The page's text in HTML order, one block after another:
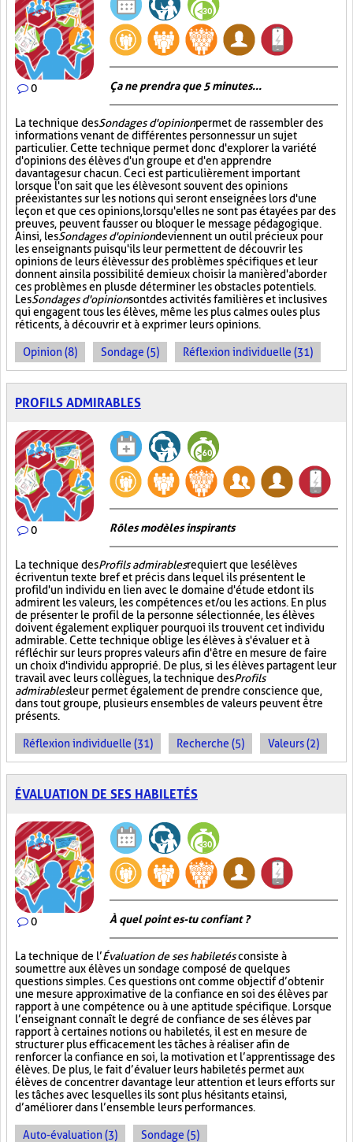
0 Ça ne prendra que 5 minutes...
La technique desSondages d'opinionpermet de rassembler des
informations venant de différentes personnes sur un sujet
particulier. Cette technique permet donc d'explorer la variété
d'opinions des élèves d'un groupe et d'en apprendre
davantage sur chacun. Ceci est particulièrement important
lorsque l'on sait que les élèves ont souvent des opinions
préexistantes sur les notions qui seront enseignées lors d'une
leçon et que ces opinions, lorsqu'elles ne sont pas étayées par des
preuves, peuvent fausser ou bloquer le message pédagogique.
Ainsi, lesSondages d'opiniondeviennent un outil précieux pour
les enseignants puisqu'ils leur permettent de découvrir les
opinions de leurs élèves sur des problèmes spécifiques et leur
donnent ainsi la possibilité de mieux choisir la manière d'aborder
ces problèmes en plus de déterminer les obstacles potentiels.
LesSondages d'opinionsont des activités familières et inclusives
qui engagent tous les élèves, même les plus calmes ou les plus
réticents, à découvrir et à exprimer leurs opinions.
Opinion (8) Sondage (5) Réflexion individuelle (31)
PROFILS ADMIRABLES
0 Rôles modèles inspirants
La technique desProfils admirablesrequiert que les élèves
écrivent un texte bref et précis dans lequel ils présentent le
profil d'un individu en lien avec le domaine d'étude et dont ils
admirent les valeurs, les compétences et/ou les actions. En plus
de présenter le profil de la personne sélectionnée, les élèves
doivent également expliquer pourquoi ils trouvent cet individu
admirable. Cette technique oblige les élèves à s'évaluer et à
réfléchir sur leurs propres valeurs afin d'être en mesure de faire
un choix d'individu approprié. De plus, si les élèves partagent leur
travail avec leurs collègues, la technique desProfils
admirablesleur permet également de prendre conscience que,
dans tout groupe, plusieurs ensembles de valeurs peuvent être
présents.
Réflexion individuelle (31) Recherche (5) Valeurs (2)
ÉVALUATION DE SES HABILETÉS
0 À quel point es-tu confiant ?
La technique de l’Évaluation de ses habiletésconsiste à
soumettre aux élèves un sondage composé de quelques
questions simples. Ces questions ont comme objectif d’obtenir
une mesure approximative de la confiance en soi des élèves par
rapport à une compétence ou à une aptitude spécifique. Lorsque
l’enseignant connaît le degré de confiance de ses élèves par
rapport à certaines notions ou habiletés, il est en mesure de
structurer plus efficacement les tâches à réaliser afin de
renforcer la confiance en soi, la motivation et l’apprentissage des
élèves. De plus, le fait d’évaluer leurs habiletés permet aux
élèves de concentrer davantage leur attention et leurs efforts sur
les tâches avec lesquelles ils sont plus hésitants et ainsi,
d’améliorer dans l’ensemble leurs performances.
Auto-évaluation (3) Sondage (5)